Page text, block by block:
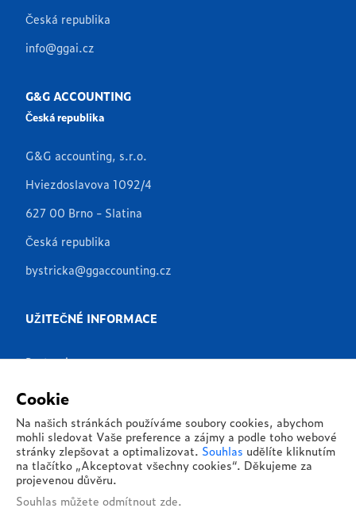
Česká republika
info@ggai.cz
G&G ACCOUNTING
Česká republika
G&G accounting, s.r.o.
Hviezdoslavova 1092/4
627 00 Brno - Slatina
Česká republika
bystricka@ggaccounting.cz
UŽITEČNÉ INFORMACE
Partneři
Produkty
Aplikace
Reference
O nás
Kontakty
Cookie
Na našich stránkách používáme soubory cookies, abychom
mohli sledovat Vaše preference a zájmy a podle toho webové
stránky zlepšovat a optimalizovat. Souhlas udělíte kliknutím
na tlačítko „Akceptovat všechny cookies“. Děkujeme za
projevenou důvěru.
Souhlas můžete odmítnout zde.